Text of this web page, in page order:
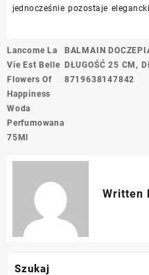
jednocześnie pozostaje
Nawigacja
wpisu
Lancome La
Vie Est Belle
Flowers Of
Happiness
Woda
Perfumowana
75Ml
BALMAIN
DŁUGOŚĆ 25 CM,
8719638147842
Written
Szukaj